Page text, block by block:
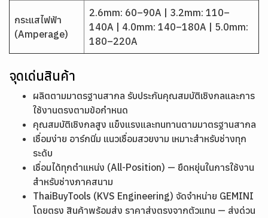
กระแสไฟฟ้า
(Amperage)
2.6mm: 60–90A | 3.2mm: 110–
140A | 4.0mm: 140–180A | 5.0mm:
180–220A
จุดเด่นสินค้า
ผลิตตามมาตรฐานสากล รับประกันคุณสมบัติเชิงกลและการ
ใช้งานตรงตามข้อกำหนด
คุณสมบัติเชิงกลสูง แข็งแรงและทนทานตามมาตรฐานสากล
เชื่อมง่าย อาร์กนิ่ม แนวเชื่อมสวยงาม เหมาะสำหรับช่างทุก
ระดับ
เชื่อมได้ทุกตำแหน่ง (All-Position) — ยืดหยุ่นในการใช้งาน
สำหรับช่างภาคสนาม
ThaiBuyTools (KVS Engineering) จัดจำหน่าย GEMINI
โดยตรง สินค้าพร้อมส่ง ราคาส่งตรงจากตัวแทน — ส่งด่วน